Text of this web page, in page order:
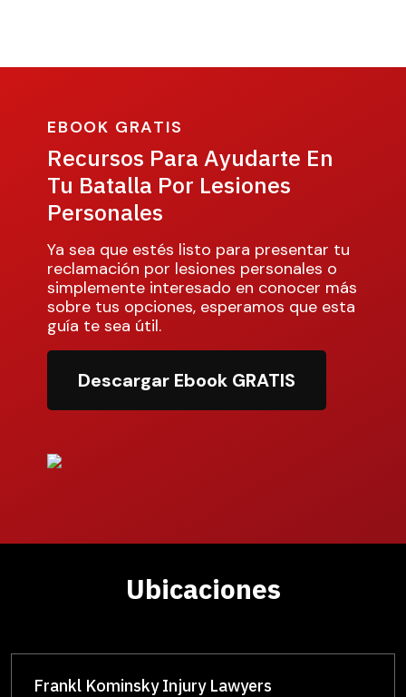
EBOOK GRATIS
Recursos Para Ayudarte En
Tu Batalla Por Lesiones
Personales
Ya sea que estés listo para presentar tu
reclamación por lesiones personales o
simplemente interesado en conocer más
sobre tus opciones, esperamos que esta
guía te sea útil.
Descargar Ebook GRATIS
Ubicaciones
Frankl Kominsky Injury Lawyers